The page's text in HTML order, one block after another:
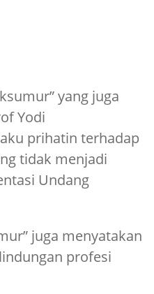
yang juga
Yodi
prihatin terhadap
tidak menjadi
Undang
juga menyatakan
profesi